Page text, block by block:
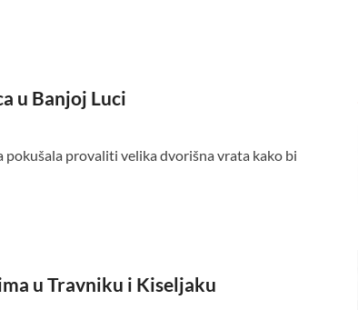
u Banjoj Luci
pokušala provaliti velika dvorišna vrata kako bi
u Travniku i Kiseljaku